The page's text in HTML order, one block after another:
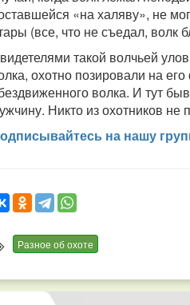
«на халяву», не
(все, что не съедал, волк
такой волчьей
охотно позировали на
волка. И тут
Никто из охотников не
на нашу
Разное об охоте